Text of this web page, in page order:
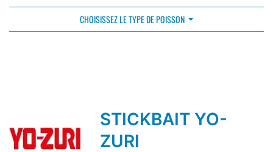
CHOISISSEZ LE TYPE DE POISSON
STICKBAIT YO-
ZURI